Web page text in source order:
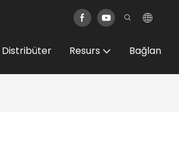
Distribüter Resurs Bağlan